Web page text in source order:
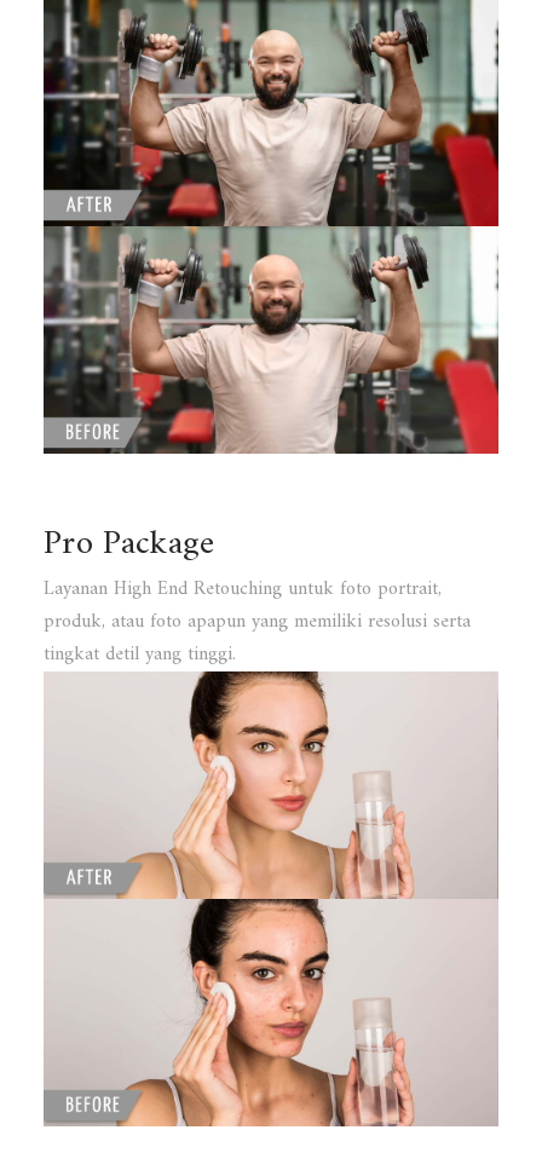
Pro Package
Layanan High End Retouching untuk foto portrait,
produk, atau foto apapun yang memiliki resolusi serta
tingkat detil yang tinggi.